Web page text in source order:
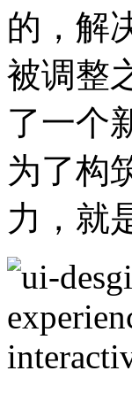
的，解
被调整
了一个
为了构
力，就